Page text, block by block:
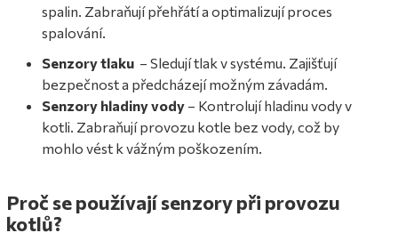
spalin. Zabraňují přehřátí a optimalizují proces
spalování.
Senzory tlaku – Sledují tlak v systému. Zajišťují
bezpečnost a předcházejí možným závadám.
Senzory hladiny vody – Kontrolují hladinu vody v
kotli. Zabraňují provozu kotle bez vody, což by
mohlo vést k vážným poškozením.
Proč se používají senzory při provozu
kotlů?